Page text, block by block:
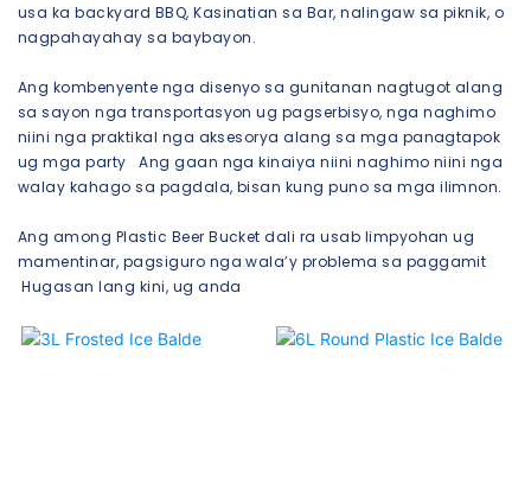
usa ka backyard BBQ, Kasinatian sa Bar, nalingaw sa piknik, o
nagpahayahay sa baybayon.
Ang kombenyente nga disenyo sa gunitanan nagtugot alang
sa sayon ​​nga transportasyon ug pagserbisyo, nga naghimo
niini nga praktikal nga aksesorya alang sa mga panagtapok
ug mga party Ang gaan nga kinaiya niini naghimo niini nga
walay kahago sa pagdala, bisan kung puno sa mga ilimnon.
Ang among Plastic Beer Bucket dali ra usab limpyohan ug
mamentinar, pagsiguro nga wala’y problema sa paggamit
Hugasan lang kini, ug anda